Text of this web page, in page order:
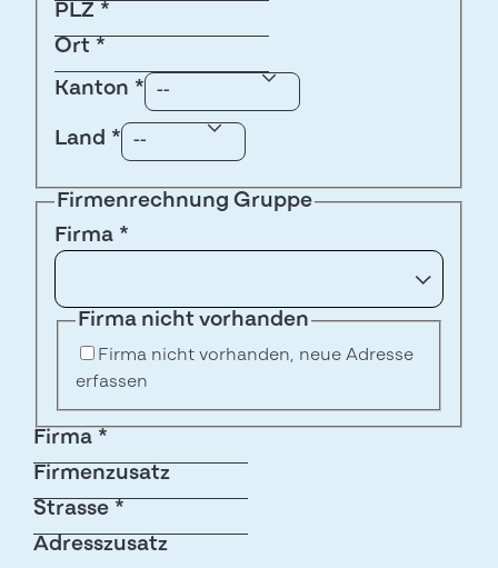
PLZ *
Ort *
Kanton *
Land *
Firmenrechnung Gruppe
Firma *
Firma nicht vorhanden
Firma nicht vorhanden, neue Adresse
erfassen
Firma *
Firmenzusatz
Strasse *
Adresszusatz